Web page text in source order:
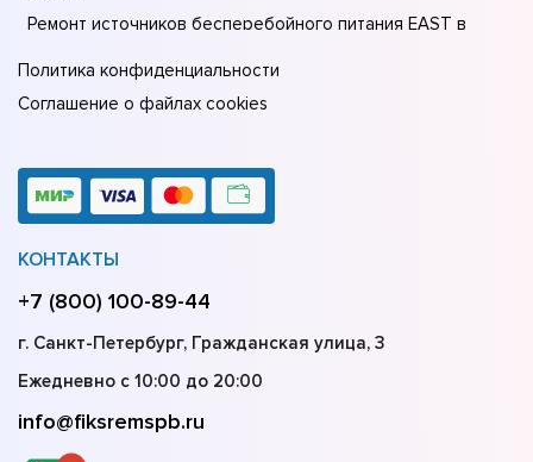
Ремонт источников бесперебойного питания EAST в
Политика конфиденциальности
Соглашение о файлах cookies
КОНТАКТЫ
+7 (800) 100-89-44
г. Санкт-Петербург, Гражданская улица, 3
Ежедневно с 10:00 до 20:00
info@fiksremspb.ru